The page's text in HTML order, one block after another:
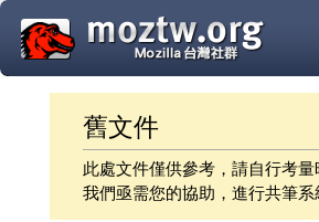
舊文件
此處文件僅供參考，請自行考
我們亟需您的協助，進行共筆